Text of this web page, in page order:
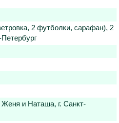
2 футболки, сарафан), 2
Женя и Наташа, г. Санкт-